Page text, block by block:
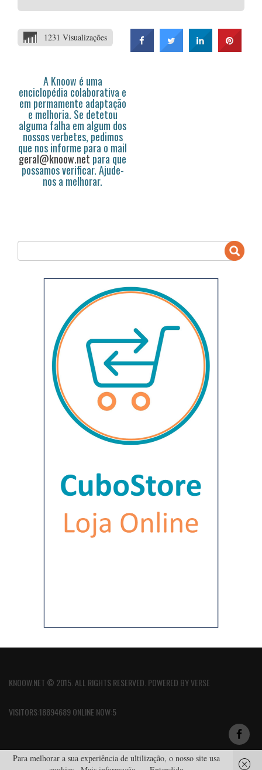
1231 Visualizações
A Knoow é uma
enciclopédia colaborativa e
em permamente adaptação
e melhoria. Se detetou
alguma falha em algum dos
nossos verbetes, pedimos
que nos informe para o mail
geral@knoow.net para que
possamos verificar. Ajude-
nos a melhorar.
KNOOW.NET © 2015. ALL RIGHTS RESERVED. POWERED BYVERSE
VISITORS:18894689 ONLINE NOW:5
Para melhorar a sua experiência de ultilização, o nosso site usa